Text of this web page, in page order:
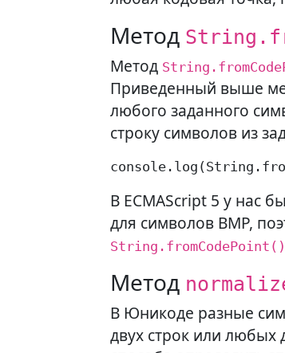
Метод
Метод
Приведенный выше
любого заданного
строку символов из
В ECMAScript 5 у нас
для символов BMP,
String.fromCodePoint()
Метод
В Юникоде разные
двух строк или любых